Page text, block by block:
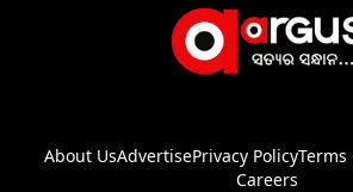
About UsAdvertisePrivacy PolicyTerms
Careers